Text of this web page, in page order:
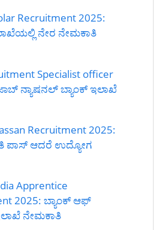
Recruitment 2025:
ನೇರ ನೇಮಕಾತಿ
Specialist officer
ನ್ಯಾಷನಲ್ ಬ್ಯಾಂಕ್ ಇಲಾಖೆ
Recruitment 2025:
ಪಾಸ್ ಆದರೆ ಉದ್ಯೋಗ
Apprentice
2025: ಬ್ಯಾಂಕ್ ಆಫ್
ನೇಮಕಾತಿ